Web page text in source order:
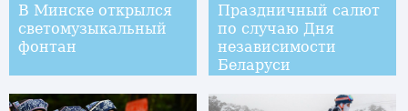
В Минске открылся
светомузыкальный
фонтан
Праздничный салют
по случаю Дня
независимости
Беларуси